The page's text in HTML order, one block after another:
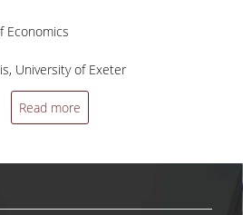
ΠΛΗΡΟΦΟΡΙΕΣ
Economics
University of Exeter
Read more